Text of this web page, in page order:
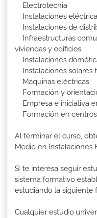
Electrotecnia
Instalaciones
Instalaciones de
Infraestructuras
viviendas y edificios
Instalaciones
Instalaciones solares
Máquinas eléctricas
Formación y
Empresa e iniciativa
Formación en
Al terminar el curso,
Medio en Instalaciones
Si te interesa seguir
sistema formativo
estudiando la siguiente
Cualquier estudio